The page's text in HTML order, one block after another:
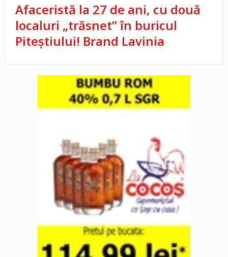
Afaceristă la 27 de ani, cu două
localuri „trăsnet” în buricul
Piteştiului! Brand Lavinia